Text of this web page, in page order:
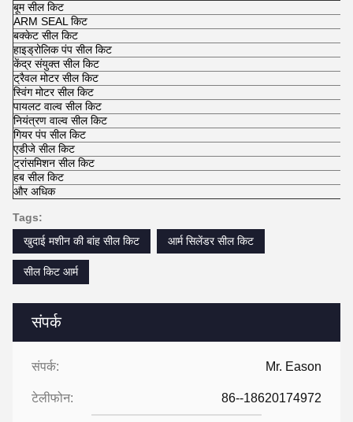
संपर्क
संपर्क: Mr. Eason
टेलीफोन: 86--18620174972
बूम सील किट
ARM SEAL किट
बक्केट सील किट
हाइड्रोलिक पंप सील किट
केंद्र संयुक्त सील किट
ट्रैवल मोटर सील किट
स्विंग मोटर सील किट
पायलट वाल्व सील किट
नियंत्रण वाल्व सील किट
गियर पंप सील किट
एडीजे सील किट
ट्रांसमिशन सील किट
हब सील किट
और अधिक
Tags:
खुदाई मशीन की बांह सील किट
आर्म सिलेंडर सील किट
सील किट आर्म